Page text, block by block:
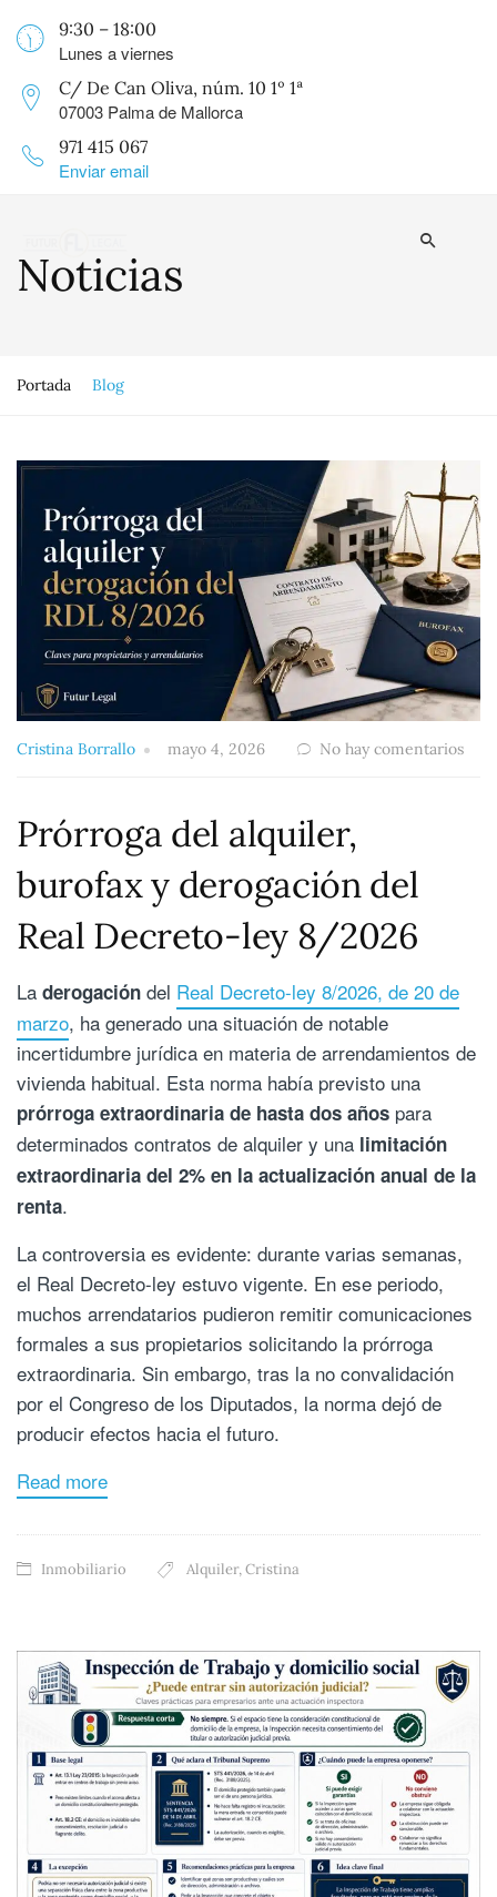
9:30 – 18:00
Lunes a viernes
C/ De Can Oliva, núm. 10 1º 1ª
07003 Palma de Mallorca
971 415 067
Enviar email
Noticias
Portada Blog
Cristina Borrallo mayo 4, 2026 No hay comentarios
Prórroga del alquiler,
burofax y derogación del
Real Decreto-ley 8/2026
La derogación del Real Decreto-ley 8/2026, de 20 de
marzo, ha generado una situación de notable
incertidumbre jurídica en materia de arrendamientos de
vivienda habitual. Esta norma había previsto una
prórroga extraordinaria de hasta dos años para
determinados contratos de alquiler y una limitación
extraordinaria del 2% en la actualización anual de la
renta.
La controversia es evidente: durante varias semanas,
el Real Decreto-ley estuvo vigente. En ese periodo,
muchos arrendatarios pudieron remitir comunicaciones
formales a sus propietarios solicitando la prórroga
extraordinaria. Sin embargo, tras la no convalidación
por el Congreso de los Diputados, la norma dejó de
producir efectos hacia el futuro.
Read more
Inmobiliario Alquiler,Cristina